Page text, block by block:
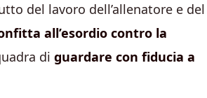
del lavoro dell’allenatore e del
all’esordio contro la
di guardare con fiducia a